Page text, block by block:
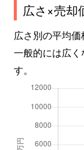
広さ×売却
広さ別の平均価
一般的には広
す。